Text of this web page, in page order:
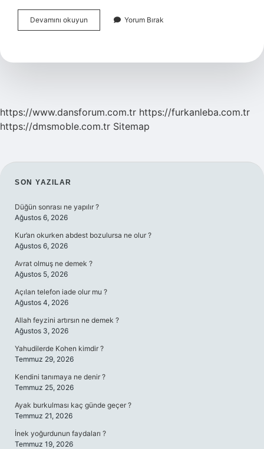
Devamını okuyun
Prodüktivite
Yorum Bırak
https://www.dansforum.com.tr https://furkanleba.com.tr
https://dmsmoble.com.tr Sitemap
SIDEBAR
SON YAZILAR
Düğün sonrası ne yapılır ?
Ağustos 6, 2026
Kur’an okurken abdest bozulursa ne olur ?
Ağustos 6, 2026
Avrat olmuş ne demek ?
Ağustos 5, 2026
Açılan telefon iade olur mu ?
Ağustos 4, 2026
Allah feyzini artırsın ne demek ?
Ağustos 3, 2026
Yahudilerde Kohen kimdir ?
Temmuz 29, 2026
Kendini tanımaya ne denir ?
Temmuz 25, 2026
Ayak burkulması kaç günde geçer ?
Temmuz 21, 2026
İnek yoğurdunun faydaları ?
Temmuz 19, 2026